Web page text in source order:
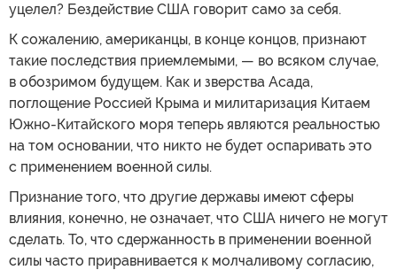
уцелел? Бездействие США говорит само за себя.
К сожалению, американцы, в конце концов, признают
такие последствия приемлемыми, — во всяком случае,
в обозримом будущем. Как и зверства Асада,
поглощение Россией Крыма и милитаризация Китаем
Южно-Китайского моря теперь являются реальностью
на том основании, что никто не будет оспаривать это
с применением военной силы.
Признание того, что другие державы имеют сферы
влияния, конечно, не означает, что США ничего не могут
сделать. То, что сдержанность в применении военной
силы часто приравнивается к молчаливому согласию,